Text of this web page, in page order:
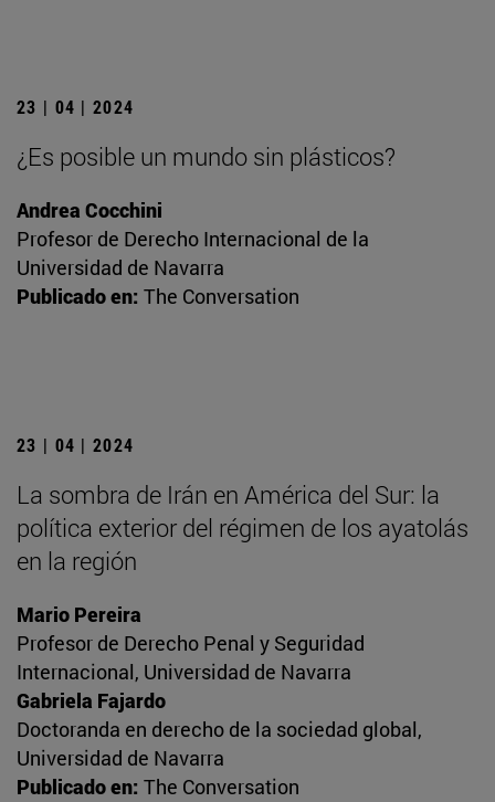
23 | 04 | 2024
¿Es posible un mundo sin plásticos?
Andrea Cocchini
Profesor de Derecho Internacional de la
Universidad de Navarra
Publicado en: The Conversation
23 | 04 | 2024
La sombra de Irán en América del Sur: la
política exterior del régimen de los ayatolás
en la región
Mario Pereira
Profesor de Derecho Penal y Seguridad
Internacional, Universidad de Navarra
Gabriela Fajardo
Doctoranda en derecho de la sociedad global,
Universidad de Navarra
Publicado en: The Conversation